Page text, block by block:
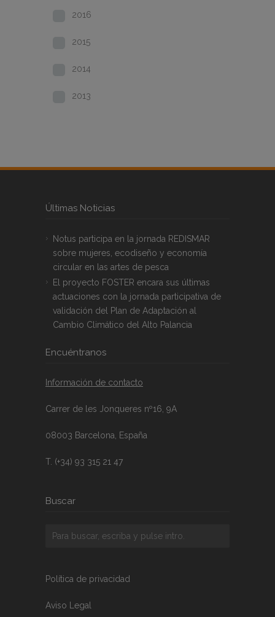
2016
2015
2014
2013
Últimas Noticias
Notus participa en la jornada REDISMAR
sobre mujeres, ecodiseño y economía
circular en las artes de pesca
El proyecto FOSTER encara sus últimas
actuaciones con la jornada participativa de
validación del Plan de Adaptación al
Cambio Climático del Alto Palancia
Encuéntranos
Información de contacto
Carrer de les Jonqueres nº16, 9A
08003 Barcelona, España
T. (+34) 93 315 21 47
Buscar
Política de privacidad
Aviso Legal